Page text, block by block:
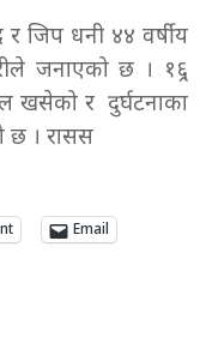
जिप धनी ४४ वर्षीय
जनाएको छ । १६्र
खसेको र दुर्घटनाका
छ । रासस
Email